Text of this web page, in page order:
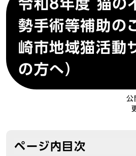
令和8年度 猫の
勢手術等補助の
崎市地域猫活動
の方へ）
公
ページ内目次